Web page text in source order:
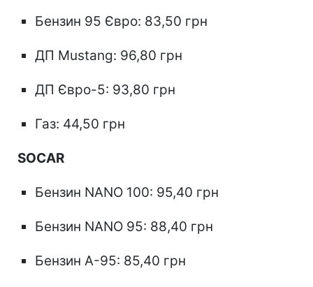
Бензин 95 Євро: 83,50 грн
ДП Mustang: 96,80 грн
ДП Євро-5: 93,80 грн
Газ: 44,50 грн
SOCAR
Бензин NANO 100: 95,40 грн
Бензин NANO 95: 88,40 грн
Бензин А-95: 85,40 грн